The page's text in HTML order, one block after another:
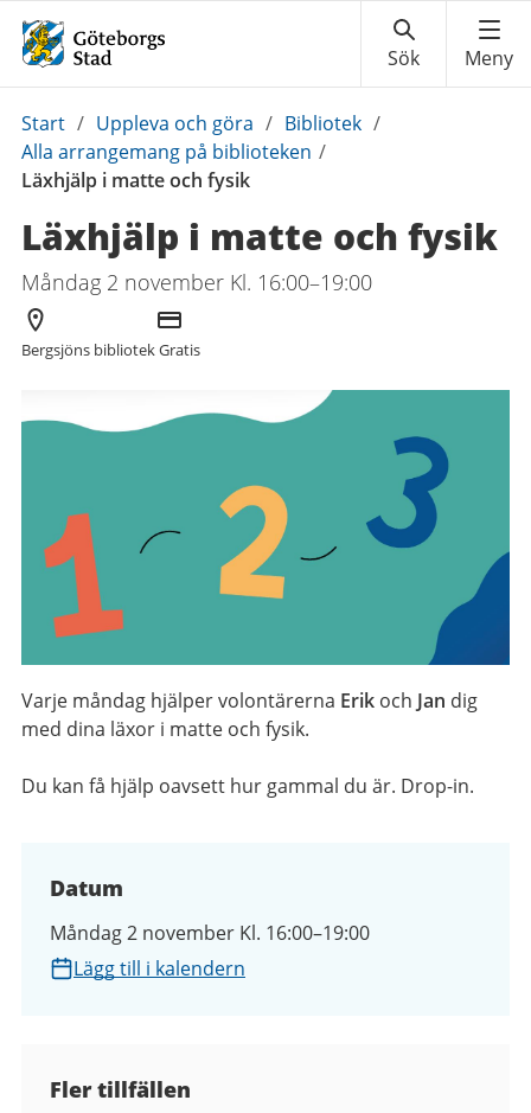
Du
är
här:
Start / Uppleva och göra / Bibliotek /
Alla arrangemang på biblioteken /
Läxhjälp i matte och fysik
Läxhjälp i matte och fysik
Måndag 2 november Kl. 16:00–19:00
Arrangör
Bergsjöns bibliotek
Kostnad
Gratis
Varje måndag hjälper volontärerna Erik och Jan dig
med dina läxor i matte och fysik.
Du kan få hjälp oavsett hur gammal du är. Drop-in.
Datum
Måndag 2 november Kl. 16:00–19:00
Lägg till i kalendern
Fler tillfällen